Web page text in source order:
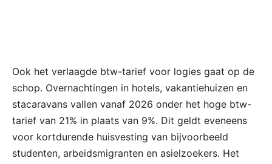
Ook het verlaagde btw-tarief voor logies gaat op de
schop. Overnachtingen in hotels, vakantiehuizen en
stacaravans vallen vanaf 2026 onder het hoge btw-
tarief van 21% in plaats van 9%. Dit geldt eveneens
voor kortdurende huisvesting van bijvoorbeeld
studenten, arbeidsmigranten en asielzoekers. Het